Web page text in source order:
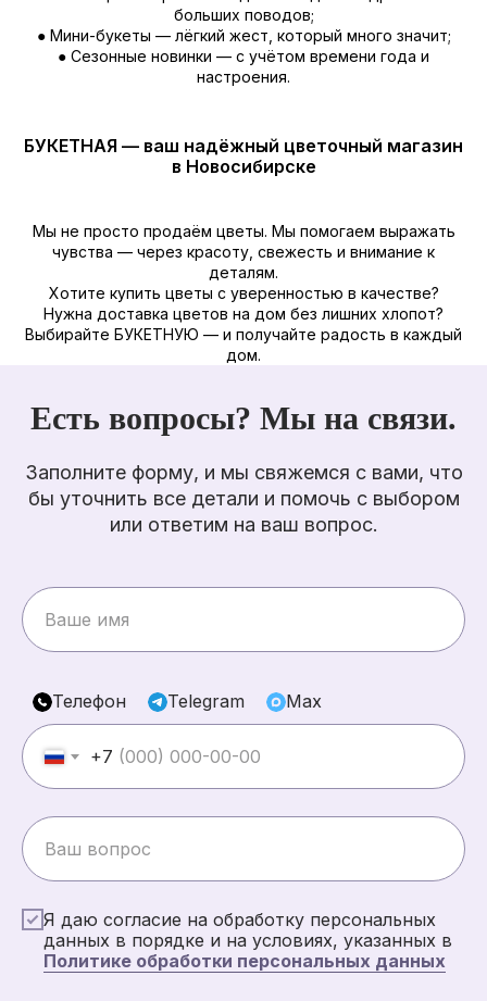
больших поводов;
● Мини-букеты — лёгкий жест, который много значит;
● Сезонные новинки — с учётом времени года и
настроения.
БУКЕТНАЯ — ваш надёжный цветочный магазин
в Новосибирске
Мы не просто продаём цветы. Мы помогаем выражать
чувства — через красоту, свежесть и внимание к
деталям.
Хотите купить цветы с уверенностью в качестве?
Нужна доставка цветов на дом без лишних хлопот?
Выбирайте БУКЕТНУЮ — и получайте радость в каждый
дом.
Есть вопросы? Мы на связи.
Заполните форму, и мы свяжемся с вами, что
бы уточнить все детали и помочь с выбором
или ответим на ваш вопрос.
Телефон Telegram Max
+7
Я даю согласие на обработку персональных
данных в порядке и на условиях, указанных в
Политике обработки персональных данных